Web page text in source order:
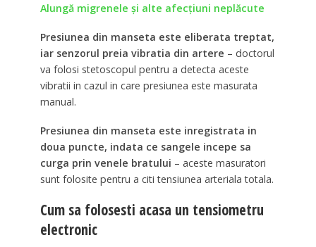
Alungă migrenele şi alte afecţiuni neplăcute
Presiunea din manseta este eliberata treptat,
iar senzorul preia vibratia din artere – doctorul
va folosi stetoscopul pentru a detecta aceste
vibratii in cazul in care presiunea este masurata
manual.
Presiunea din manseta este inregistrata in
doua puncte, indata ce sangele incepe sa
curga prin venele bratului – aceste masuratori
sunt folosite pentru a citi tensiunea arteriala totala.
Cum sa folosesti acasa un tensiometru
electronic